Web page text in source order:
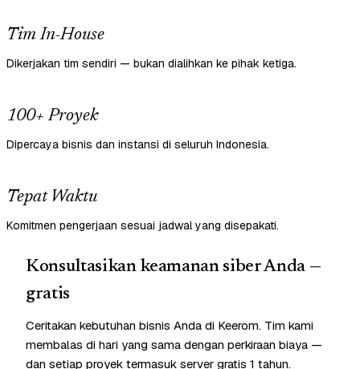
Tim In-House
Dikerjakan tim sendiri — bukan dialihkan ke pihak ketiga.
100+ Proyek
Dipercaya bisnis dan instansi di seluruh Indonesia.
Tepat Waktu
Komitmen pengerjaan sesuai jadwal yang disepakati.
Konsultasikan keamanan siber Anda —
gratis
Ceritakan kebutuhan bisnis Anda di Keerom. Tim kami
membalas di hari yang sama dengan perkiraan biaya —
dan setiap proyek termasuk server gratis 1 tahun.